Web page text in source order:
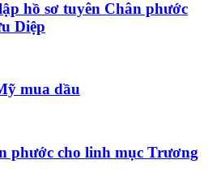
hồ sơ tuyên Chân phước
Diệp
mua dầu
phước cho linh mục Trương